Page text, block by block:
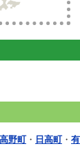
高野町・ 日高町・